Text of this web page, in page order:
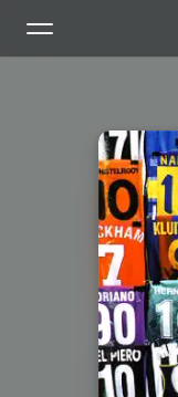
Novedades
Radio